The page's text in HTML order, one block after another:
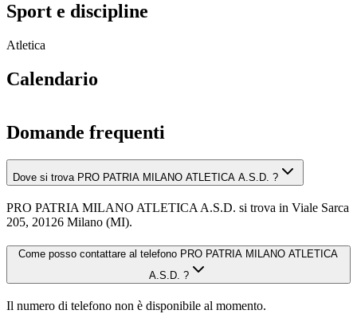
Sport e discipline
Atletica
Calendario
Domande frequenti
Dove si trova PRO PATRIA MILANO ATLETICA A.S.D. ?
PRO PATRIA MILANO ATLETICA A.S.D. si trova in Viale Sarca
205, 20126 Milano (MI).
Come posso contattare al telefono PRO PATRIA MILANO ATLETICA
A.S.D. ?
Il numero di telefono non è disponibile al momento.